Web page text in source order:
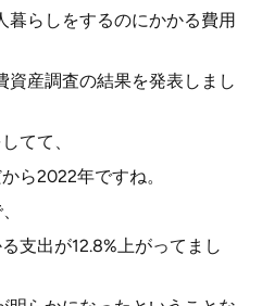
暮らしをするのにかかる費用
資産調査の結果を発表しまし
てて、
ら2022年ですね。
支出が12.8%上がってまし